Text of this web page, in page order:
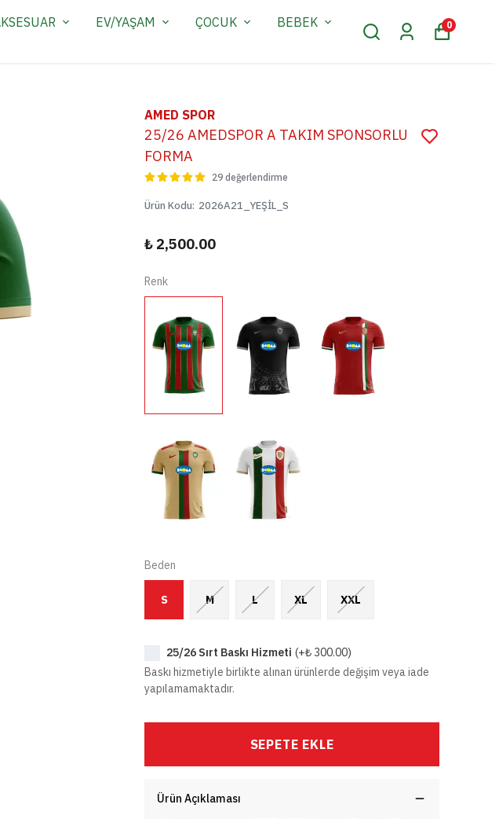
EV/YAŞAM ÇOCUK BEBEK 0
AMED SPOR
25/26 AMEDSPOR A TAKIM SPONSORLU
FORMA
29 değerlendirme
Ürün Kodu: 2026A21_YEŞİL_S
₺ 2,500.00
Renk
Beden
S M L XL XXL
25/26 Sırt Baskı Hizmeti (+₺ 300.00)
Baskı hizmetiyle birlikte alınan ürünlerde değişim veya iade
yapılamamaktadır.
SEPETE EKLE
Ürün Açıklaması